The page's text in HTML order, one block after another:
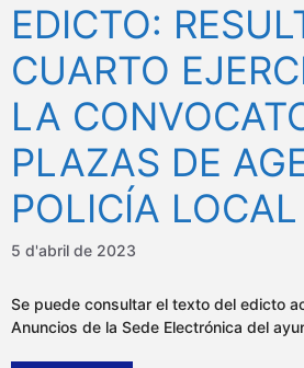
EDICTO:
CUARTO
LA
PLAZAS DE
POLICÍA LOCAL
5 d'abril de 2023
Se puede consultar el texto del edicto
Anuncios de la Sede Electrónica del